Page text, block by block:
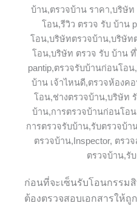
ก่อนที่จะเซ็นรับโอนกรรม
ต้องตรวจสอบเอกสารให้ถู